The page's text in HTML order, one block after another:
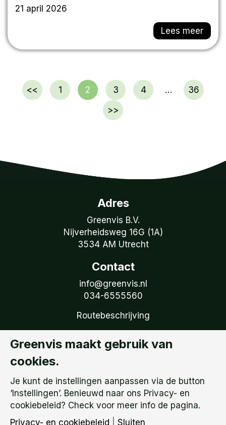
21 april 2026
Lees meer
<< 1 2 3 4 …
36
>>
Adres
Greenvis B.V.
Nijverheidsweg 16G (1A)
3534 AM Utrecht
Contact
info@greenvis.nl
034-6555560
Routebeschrijving
Volg Greenvis
Ontvang onze tweemaandelijkse nieuwsbrief
Privacy- en cookiebeleid
Privacy instellingen
Greenvis maakt gebruik van
cookies.
Je kunt de instellingen aanpassen via de button
‘Instellingen’. Benieuwd naar ons Privacy- en
cookiebeleid? Check voor meer info de pagina.
Privacy- en cookiebeleid
Sluiten